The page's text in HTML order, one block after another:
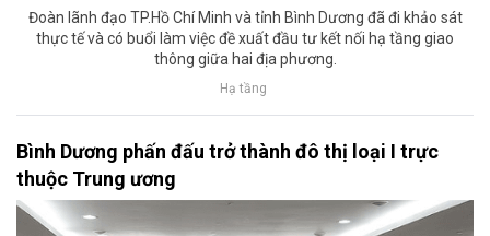
Đoàn lãnh đạo TP.Hồ Chí Minh v​à tỉnh Bình Dương đã đi khảo sát
thực tế và có buổi làm việc đề xuất đầu tư kết nối hạ tầng giao
thông giữa hai địa phương.
Hạ tầng
Bình Dương phấn đấu trở thành đô thị loại I trực
thuộc Trung ương